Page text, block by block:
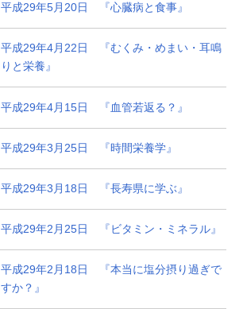
平成29年5月20日 『心臓病と食事』
平成29年4月22日 『むくみ・めまい・耳鳴
りと栄養』
平成29年4月15日 『血管若返る？』
平成29年3月25日 『時間栄養学』
平成29年3月18日 『長寿県に学ぶ』
平成29年2月25日 『ビタミン・ミネラル』
平成29年2月18日 『本当に塩分摂り過ぎで
すか？』